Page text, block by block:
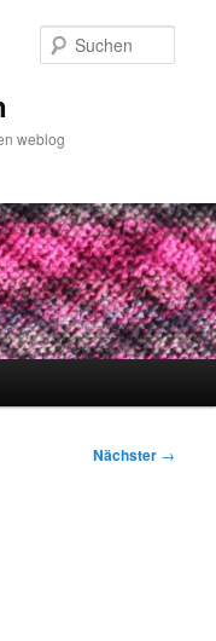
weblog
Nächster →